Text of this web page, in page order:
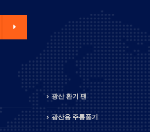
광산 환기 팬
광산용 주통풍기